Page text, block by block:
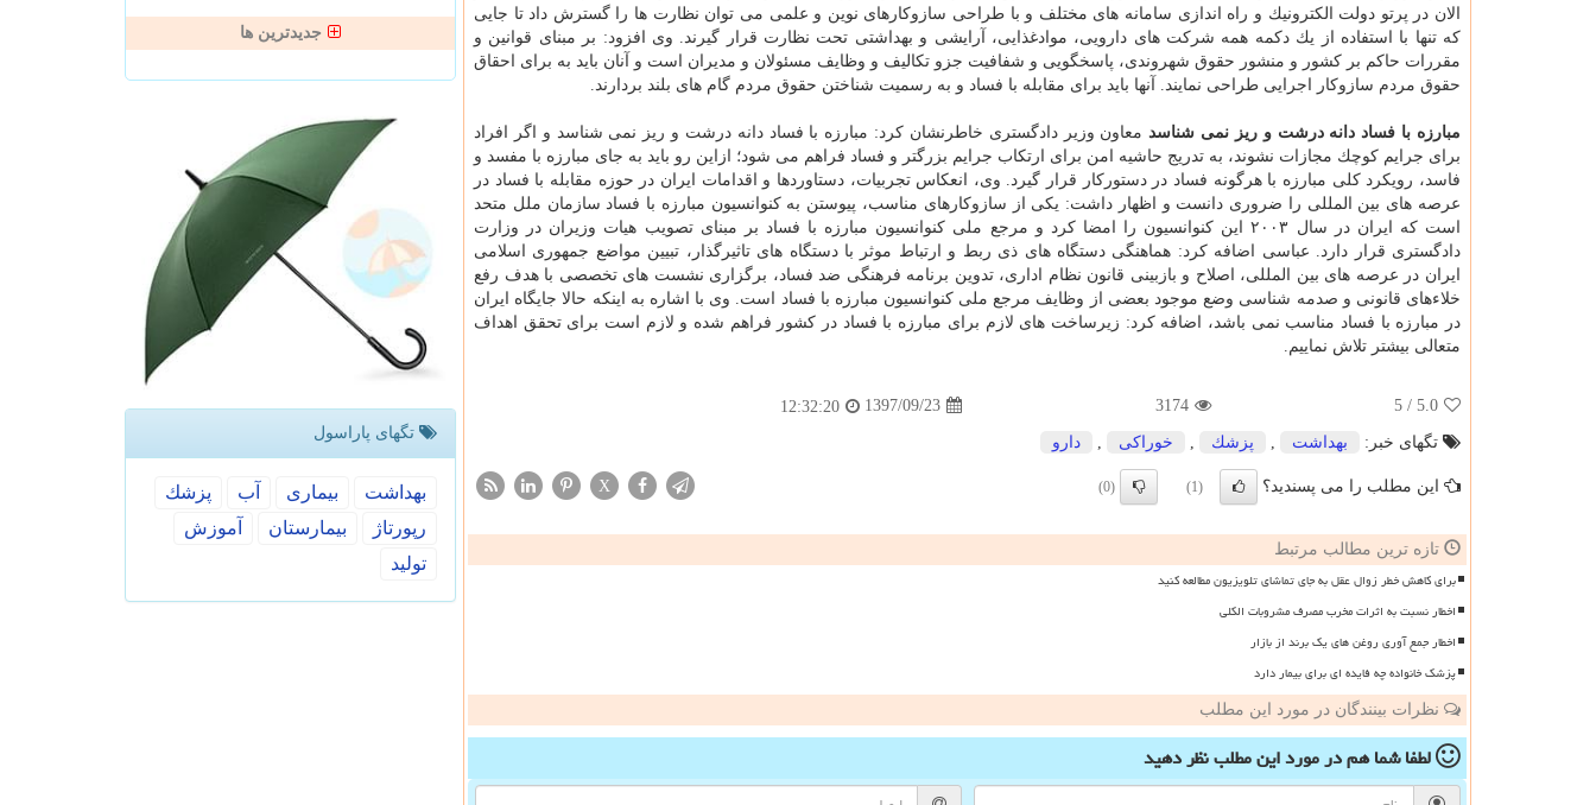
الان در پرتو دولت الكترونیك و راه اندازی سامانه های مختلف و با طراحی سازوكارهای نوین و علمی می توان نظارت ها را گسترش داد تا جایی
كه تنها با استفاده از یك دكمه همه شركت های دارویی، موادغذایی، آرایشی و بهداشتی تحت نظارت قرار گیرند. وی افزود: بر مبنای قوانین و
مقررات حاكم بر كشور و منشور حقوق شهروندی، پاسخگویی و شفافیت جزو تكالیف و وظایف مسئولان و مدیران است و آنان باید به برای احقاق
حقوق مردم سازوكار اجرایی طراحی نمایند. آنها باید برای مقابله با فساد و به رسمیت شناختن حقوق مردم گام های بلند بردارند.
مبارزه با فساد دانه درشت و ریز نمی شناسد معاون وزیر دادگستری خاطرنشان كرد: مبارزه با فساد دانه درشت و ریز نمی شناسد و اگر افراد
برای جرایم كوچك مجازات نشوند، به تدریج حاشیه امن برای ارتكاب جرایم بزرگتر و فساد فراهم می شود؛ ازاین رو باید به جای مبارزه با مفسد و
فاسد، رویكرد كلی مبارزه با هرگونه فساد در دستوركار قرار گیرد. وی، انعكاس تجربیات، دستاوردها و اقدامات ایران در حوزه مقابله با فساد در
عرصه های بین المللی را ضروری دانست و اظهار داشت: یكی از سازوكارهای مناسب، پیوستن به كنوانسیون مبارزه با فساد سازمان ملل متحد
است كه ایران در سال ۲۰۰۳ این كنوانسیون را امضا كرد و مرجع ملی كنوانسیون مبارزه با فساد بر مبنای تصویب هیات وزیران در وزارت
دادگستری قرار دارد. عباسی اضافه كرد: هماهنگی دستگاه های ذی ربط و ارتباط موثر با دستگاه های تاثیرگذار، تبیین مواضع جمهوری اسلامی
ایران در عرصه های بین المللی، اصلاح و بازبینی قانون نظام اداری، تدوین برنامه فرهنگی ضد فساد، برگزاری نشست های تخصصی با هدف رفع
خلاءهای قانونی و صدمه شناسی وضع موجود بعضی از وظایف مرجع ملی كنوانسیون مبارزه با فساد است. وی با اشاره به اینكه حالا جایگاه ایران
در مبارزه با فساد مناسب نمی باشد، اضافه كرد: زیرساخت های لازم برای مبارزه با فساد در كشور فراهم شده و لازم است برای تحقق اهداف
متعالی بیشتر تلاش نماییم.
5.0
/ 5
3174
1397/09/23
12:32:20
تگهای خبر:
بهداشت پزشك خوراكی دارو
این مطلب را می پسندید؟ (1)
(0)
X
تازه ترین مطالب مرتبط
برای کاهش خطر زوال عقل به جای تماشای تلویزیون مطالعه کنید
اخطار نسبت به اثرات مخرب مصرف مشروبات الکلی
اخطار جمع آوری روغن های یک برند از بازار
پزشک خانواده چه فایده ای برای بیمار دارد
نظرات بینندگان در مورد این مطلب
لطفا شما همدر مورد این مطلبنظر دهید
جدیدترین ها
تگهای پاراسول
بهداشت بیماری آب
پزشك
رپورتاژ
بیمارستان
آموزش
تولید